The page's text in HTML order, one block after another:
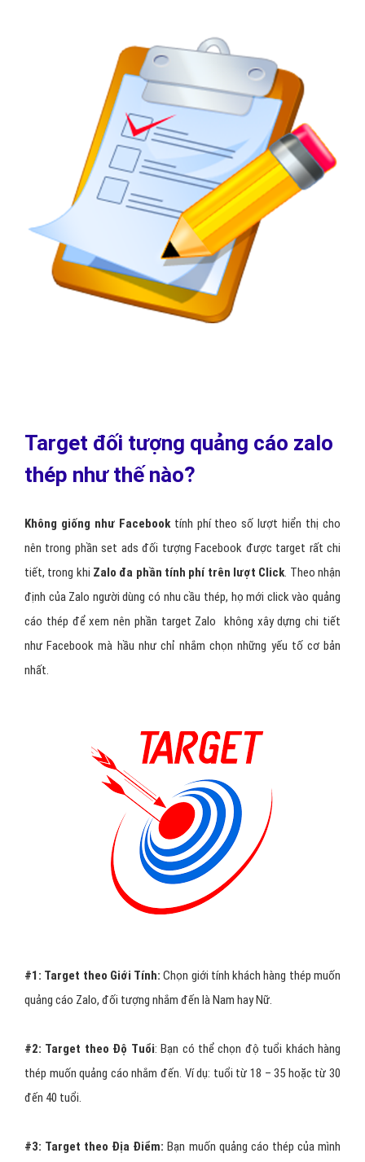
Target đối tượng quảng cáo zalo
thép như thế nào?
Không giống như Facebook tính phí theo số lượt hiển thị cho
nên trong phần set ads đối tượng Facebook được target rất chi
tiết, trong khi Zalo đa phần tính phí trên lượt Click . Theo nhận
định của Zalo người dùng có nhu cầu thép, họ mới click vào quảng
cáo thép để xem nên phần target Zalo không xây dựng chi tiết
như Facebook mà hầu như chỉ nhắm chọn những yếu tố cơ bản
nhất.
#1: Target theo Giới Tính: Chọn giới tính khách hàng thép muốn
quảng cáo Zalo, đối tượng nhắm đến là Nam hay Nữ.
#2: Target theo Độ Tuổi: Bạn có thể chọn độ tuổi khách hàng
thép muốn quảng cáo nhắm đến. Ví dụ: tuổi từ 18 – 35 hoặc từ 30
đến 40 tuổi.
#3: Target theo Địa Điểm: Bạn muốn quảng cáo thép của mình